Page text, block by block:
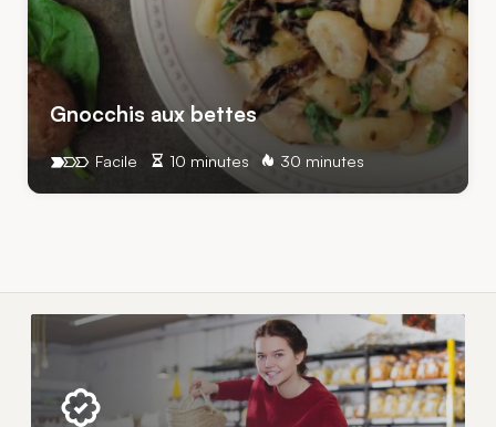
Gnocchis aux bettes
10 minutes 30 minutes
Facile